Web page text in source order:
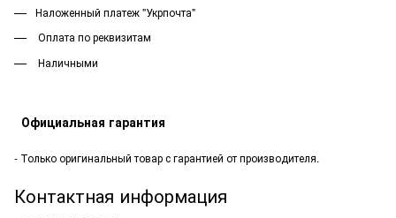
Наложенный платеж "Укрпочта"
Оплата по реквизитам
Наличными
Официальная гарантия
- Только оригинальный товар с гарантией от производителя.
Контактная информация